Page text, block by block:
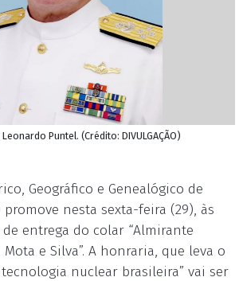
Puntel. (Crédito: DIVULGAÇÃO)
Geográfico e Genealógico de
promove nesta sexta-feira (29), às
entrega do colar “Almirante
e Silva”. A honraria, que leva o
nuclear brasileira” vai ser